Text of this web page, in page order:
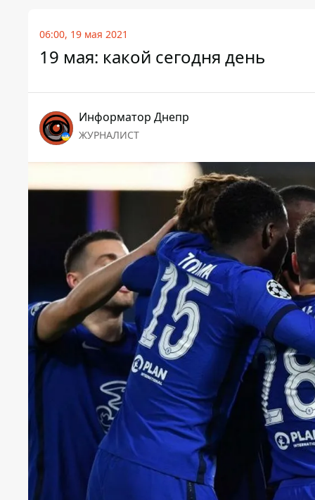
06:00, 19 мая 2021
19 мая: какой сегодня день
Информатор Днепр
ЖУРНАЛИСТ